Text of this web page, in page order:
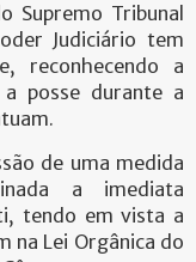
Supremo Tribunal
Judiciário tem
reconhecendo a
posse durante a
de uma medida
a imediata
tendo em vista a
na Lei Orgânica do